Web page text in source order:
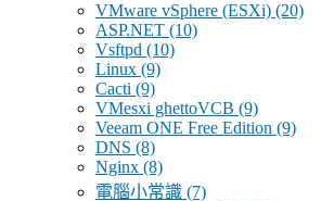
VMware vSphere (ESXi) (20)
ASP.NET (10)
Vsftpd (10)
Linux (9)
Cacti (9)
VMesxi ghettoVCB (9)
Veeam ONE Free Edition (9)
DNS (8)
Nginx (8)
電腦小常識 (7)